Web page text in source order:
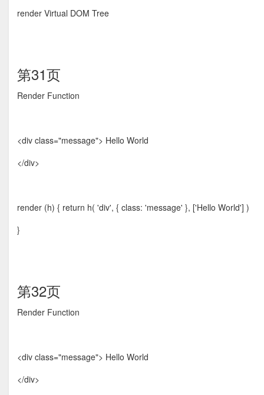
render Virtual DOM Tree
第31页
Render Function
<div class="message"> Hello World
</div>
render (h) { return h( 'div', { class: 'message' }, ['Hello World'] )
}
第32页
Render Function
<div class="message"> Hello World
</div>